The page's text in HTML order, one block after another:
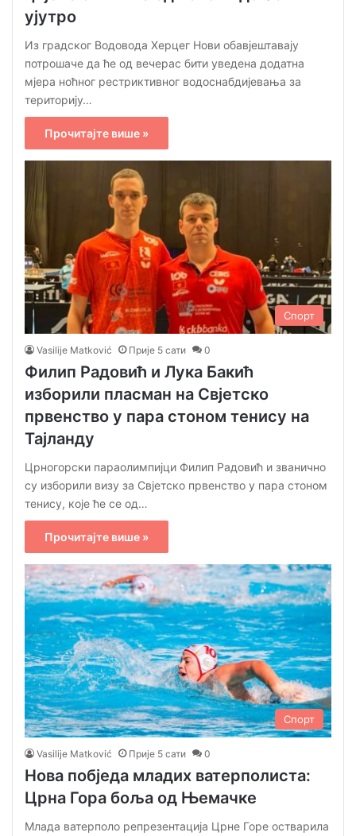
ујутро
Из градског Водовода Херцег Нови обавјештавају
потрошаче да ће од вечерас бити уведена додатна
мјера ноћног рестриктивног водоснабдијевања за
територију…
Прочитајте више »
Спорт
Vasilije Matković Прије 5 сати 0
Филип Радовић и Лука Бакић
изборили пласман на Свјетско
првенство у пара стоном тенису на
Тајланду
Црногорски параолимпијци Филип Радовић и званично
су изборили визу за Свјетско првенство у пара стоном
тенису, које ће се од…
Прочитајте више »
Спорт
Vasilije Matković Прије 5 сати 0
Нова побједа младих ватерполиста:
Црна Гора боља од Њемачке
Млада ватерполо репрезентација Црне Горе остварила